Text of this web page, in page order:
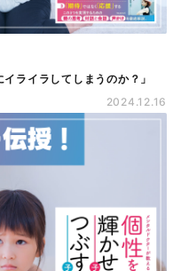
ライラしてしまうのか？」
2024.12.16